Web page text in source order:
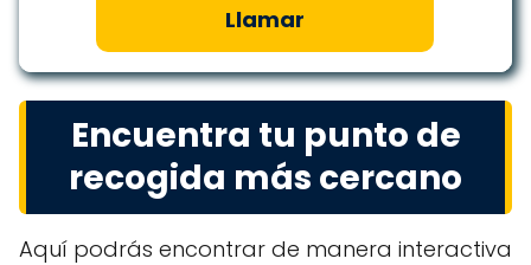
Llamar
Encuentra tu punto de
recogida más cercano
Aquí podrás encontrar de manera interactiva